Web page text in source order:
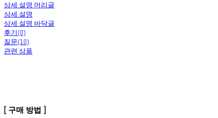
상세 설명 머리글
상세 설명
상세 설명 바닥글
후기(0)
질문(10)
관련 상품
[ 구매 방법 ]